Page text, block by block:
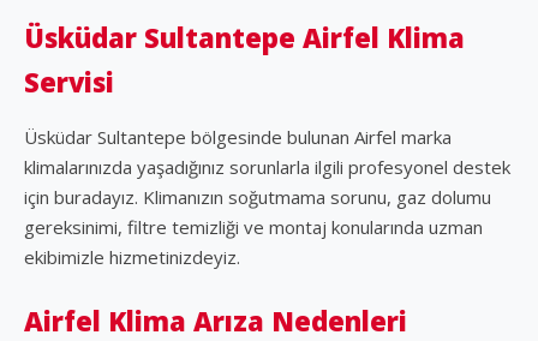
Üsküdar Sultantepe Airfel Klima
Servisi
Üsküdar Sultantepe bölgesinde bulunan Airfel marka
klimalarınızda yaşadığınız sorunlarla ilgili profesyonel destek
için buradayız. Klimanızın soğutmama sorunu, gaz dolumu
gereksinimi, filtre temizliği ve montaj konularında uzman
ekibimizle hizmetinizdeyiz.
Airfel Klima Arıza Nedenleri